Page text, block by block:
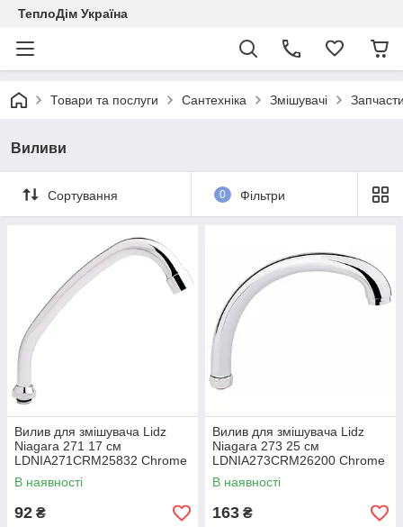
ТеплоДім Україна
Товари та послуги Сантехніка Змішувачі
Виливи
Сортування 0 Фільтри
Вилив для змішувача Lidz
Niagara 271 17 см
LDNIA271CRM25832 Chrome
В наявності
92 ₴
Вилив для змішувача Lidz
Niagara 273 25 см
LDNIA273CRM26200 Chrome
В наявності
163 ₴